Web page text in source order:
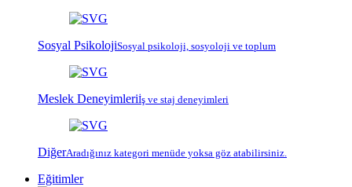
Sosyal PsikolojiSosyal psikoloji, sosyoloji ve toplum
Meslek Deneyimleriİş ve staj deneyimleri
DiğerAradığınız kategori menüde yoksa göz atabilirsiniz.
Eğitimler